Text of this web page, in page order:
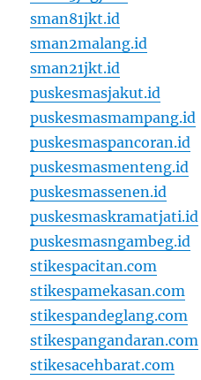
sman81jkt.id
sman2malang.id
sman21jkt.id
puskesmasjakut.id
puskesmasmampang.id
puskesmaspancoran.id
puskesmasmenteng.id
puskesmassenen.id
puskesmaskramatjati.id
puskesmasngambeg.id
stikespacitan.com
stikespamekasan.com
stikespandeglang.com
stikespangandaran.com
stikesacehbarat.com